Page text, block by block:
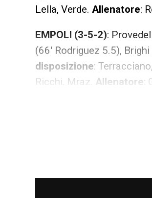
Lella, Verde. Allenatore:
EMPOLI (3-5-2):
(66′ Rodriguez 5.5),
disposizione:
Ricchi, Mraz. Allenatore: